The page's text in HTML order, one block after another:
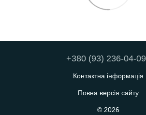
+380 (93) 236-04-09
Контактна інформація
Повна версія сайту
© 2026